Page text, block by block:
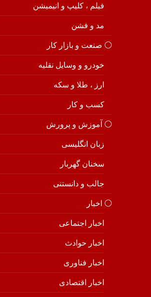
فیلم ، کلیپ و انیمیشن
مد و فشن
⚪️ صنعت و بازار کار
خودرو و وسایل نقلیه
ارز ، طلا و سکه
کسب و کار
⚪️ آموزش و پرورش
زبان انگلیسی
سخنان گهربار
جالب و دانستنی
⚪️ اخبار
اخبار اجتماعی
اخبار حوادث
اخبار فناوری
اخبار اقتصادی